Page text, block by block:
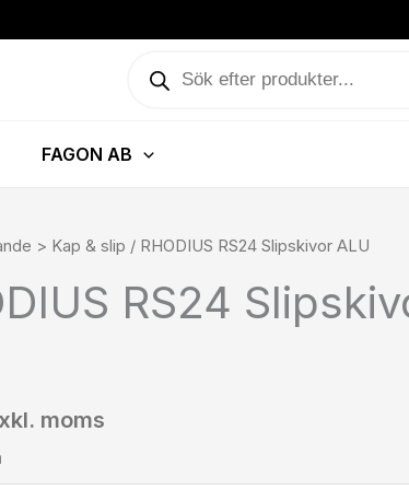
FAGON AB
> Kap & slip / RHODIUS RS24 Slipskivor ALU
RS24
moms